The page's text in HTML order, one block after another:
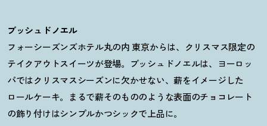
ブッシュドノエル
フォーシーズンズホテル丸の内 東京からは、クリスマス限定の
テイクアウトスイーツが登場。ブッシュドノエルは、ヨーロッ
パではクリスマスシーズンに欠かせない、薪をイメージした
ロールケーキ。まるで薪そのもののような表面のチョコレート
の飾り付けはシンプルかつシックで上品に。